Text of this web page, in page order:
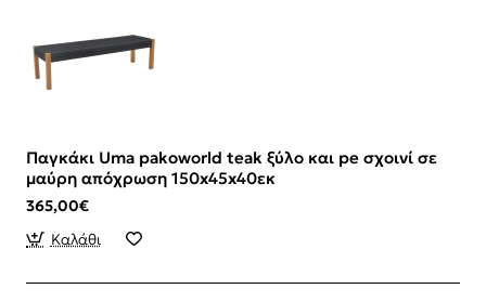
Παγκάκι Uma pakoworld teak ξύλο και pe σχοινί σε
μαύρη απόχρωση 150x45x40εκ
365,00€
Καλάθι